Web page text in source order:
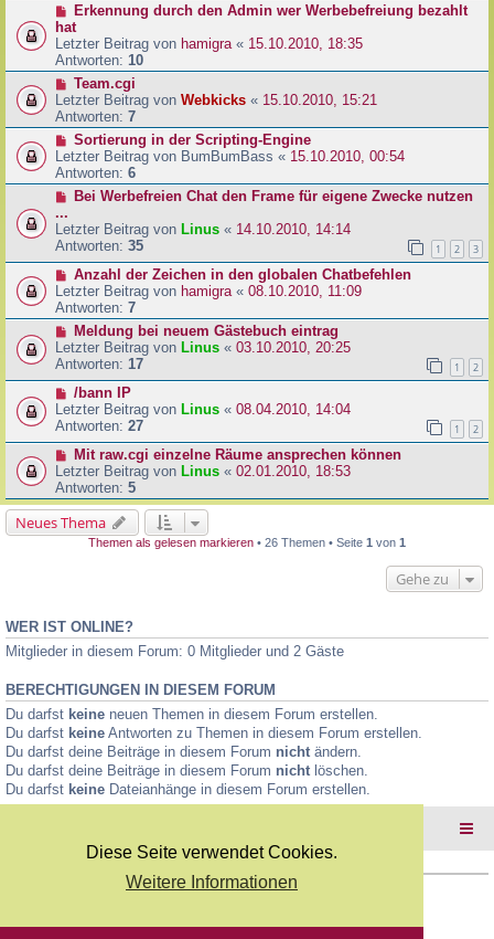
Diese Seite verwendet Cookies.
Weitere Informationen
Erkennung durch den Admin wer Werbebefreiung bezahlt
hat
Letzter Beitrag von hamigra « 15.10.2010, 18:35
Antworten: 10
Team.cgi
Letzter Beitrag von Webkicks « 15.10.2010, 15:21
Antworten: 7
Sortierung in der Scripting-Engine
Letzter Beitrag von BumBumBass « 15.10.2010, 00:54
Antworten: 6
Bei Werbefreien Chat den Frame für eigene Zwecke nutzen
...
Letzter Beitrag von Linus « 14.10.2010, 14:14
Antworten: 35 1 2 3
Anzahl der Zeichen in den globalen Chatbefehlen
Letzter Beitrag von hamigra « 08.10.2010, 11:09
Antworten: 7
Meldung bei neuem Gästebuch eintrag
Letzter Beitrag von Linus « 03.10.2010, 20:25
Antworten: 17 1 2
/bann IP
Letzter Beitrag von Linus « 08.04.2010, 14:04
Antworten: 27 1 2
Mit raw.cgi einzelne Räume ansprechen können
Letzter Beitrag von Linus « 02.01.2010, 18:53
Antworten: 5
Neues Thema
Themen als gelesen markieren • 26 Themen • Seite 1 von 1
Gehe zu
WER IST ONLINE?
Mitglieder in diesem Forum: 0 Mitglieder und 2 Gäste
BERECHTIGUNGEN IN DIESEM FORUM
Du darfst keine neuen Themen in diesem Forum erstellen.
Du darfst keine Antworten zu Themen in diesem Forum erstellen.
Du darfst deine Beiträge in diesem Forum nicht ändern.
Du darfst deine Beiträge in diesem Forum nicht löschen.
Du darfst keine Dateianhänge in diesem Forum erstellen.
Deutsche Übersetzung durchphpBB.de